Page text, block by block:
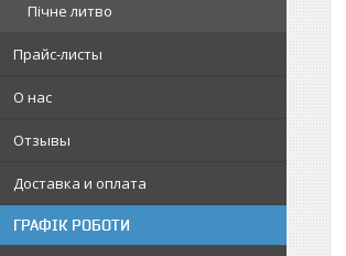
Пічне литво
Прайс-листы
О нас
Отзывы
Доставка и оплата
ГРАФІК РОБОТИ